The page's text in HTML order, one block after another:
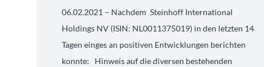
06.02.2021 – Nachdem Steinhoff International
Holdings NV (ISIN: NL0011375019) in den letzten 14
Tagen einges an positiven Entwicklungen berichten
konnte: Hinweis auf die diversen bestehenden